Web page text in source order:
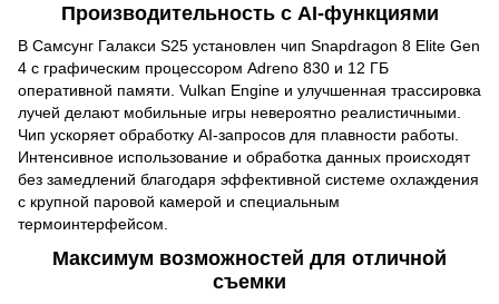
Производительность с AI-функциями
В Самсунг Галакси S25 установлен чип Snapdragon 8 Elite Gen
4 с графическим процессором Adreno 830 и 12 ГБ
оперативной памяти. Vulkan Engine и улучшенная трассировка
лучей делают мобильные игры невероятно реалистичными.
Чип ускоряет обработку AI-запросов для плавности работы.
Интенсивное использование и обработка данных происходят
без замедлений благодаря эффективной системе охлаждения
с крупной паровой камерой и специальным
термоинтерфейсом.
Максимум возможностей для отличной
съемки